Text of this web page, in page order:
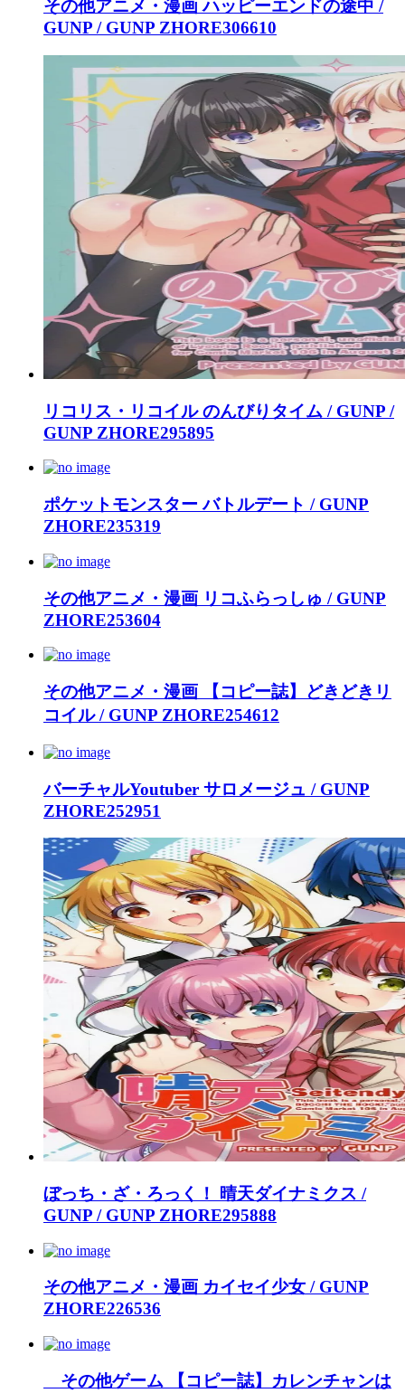
その他アニメ・漫画 ハッピーエンドの途中 /
GUNP / GUNP ZHORE306610
リコリス・リコイル のんびりタイム / GUNP /
GUNP ZHORE295895
ポケットモンスター バトルデート / GUNP
ZHORE235319
その他アニメ・漫画 リコふらっしゅ / GUNP
ZHORE253604
その他アニメ・漫画 【コピー誌】どきどきリ
コイル / GUNP ZHORE254612
バーチャルYoutuber サロメージュ / GUNP
ZHORE252951
ぼっち・ざ・ろっく！ 晴天ダイナミクス /
GUNP / GUNP ZHORE295888
その他アニメ・漫画 カイセイ少女 / GUNP
ZHORE226536
その他ゲーム 【コピー誌】カレンチャンは